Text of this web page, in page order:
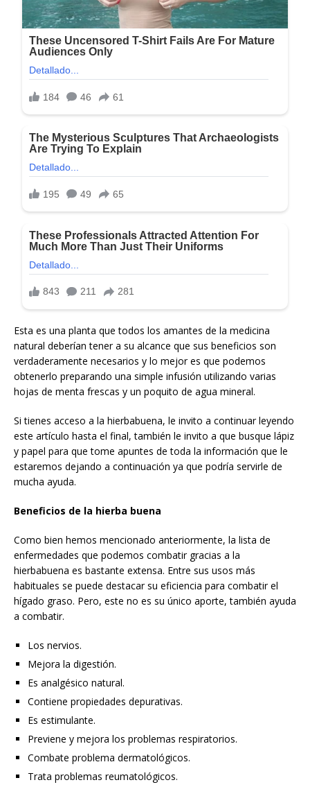
Esta es una planta que todos los amantes de la medicina
natural deberían tener a su alcance que sus beneficios son
verdaderamente necesarios y lo mejor es que podemos
obtenerlo preparando una simple infusión utilizando varias
hojas de menta frescas y un poquito de agua mineral.
Si tienes acceso a la hierbabuena, le invito a continuar leyendo
este artículo hasta el final, también le invito a que busque lápiz
y papel para que tome apuntes de toda la información que le
estaremos dejando a continuación ya que podría servirle de
mucha ayuda.
Beneficios de la hierba buena
Como bien hemos mencionado anteriormente, la lista de
enfermedades que podemos combatir gracias a la
hierbabuena es bastante extensa. Entre sus usos más
habituales se puede destacar su eficiencia para combatir el
hígado graso. Pero, este no es su único aporte, también ayuda
a combatir.
Los nervios.
Mejora la digestión.
Es analgésico natural.
Contiene propiedades depurativas.
Es estimulante.
Previene y mejora los problemas respiratorios.
Combate problema dermatológicos.
Trata problemas reumatológicos.